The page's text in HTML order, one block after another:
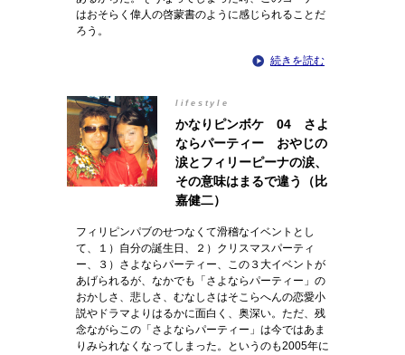
はおそらく偉人の啓蒙書のように感じられることだ
ろう。
続きを読む
lifestyle
かなりピンボケ 04 さよ
ならパーティー おやじの
涙とフィリーピーナの涙、
その意味はまるで違う（比
嘉健二）
フィリピンパブのせつなくて滑稽なイベントとし
て、１）自分の誕生日、２）クリスマスパーティ
ー、３）さよならパーティー、この３大イベントが
あげられるが、なかでも「さよならパーティー」の
おかしさ、悲しさ、むなしさはそこらへんの恋愛小
説やドラマよりはるかに面白く、奥深い。ただ、残
念ながらこの「さよならパーティー」は今ではあま
りみられなくなってしまった。というのも2005年に